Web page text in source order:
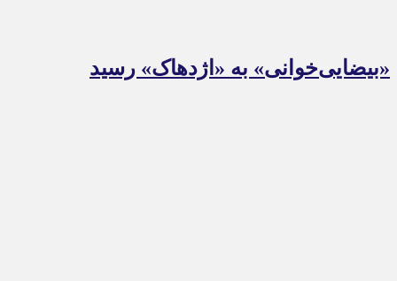
«بیضایی‌خوانی» به «اژدهاک» رسید